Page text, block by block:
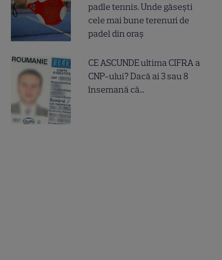
padle tennis. Unde găsești
cele mai bune terenuri de
padel din oraș
CE ASCUNDE ultima CIFRA a
CNP-ului? Dacă ai 3 sau 8
însemană că...